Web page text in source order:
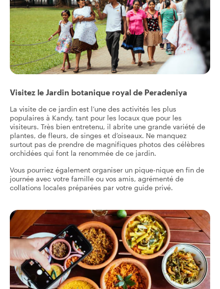
Visitez le Jardin botanique royal de Peradeniya
La visite de ce jardin est l’une des activités les plus
populaires à Kandy, tant pour les locaux que pour les
visiteurs. Très bien entretenu, il abrite une grande variété de
plantes, de fleurs, de singes et d’oiseaux. Ne manquez
surtout pas de prendre de magnifiques photos des célèbres
orchidées qui font la renommée de ce jardin.
Vous pourriez également organiser un pique-nique en fin de
journée avec votre famille ou vos amis, agrémenté de
collations locales préparées par votre guide privé.